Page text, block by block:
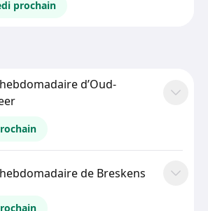
prochain
d’Oud-
de Breskens